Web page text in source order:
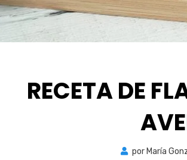
RECETA DE
por María